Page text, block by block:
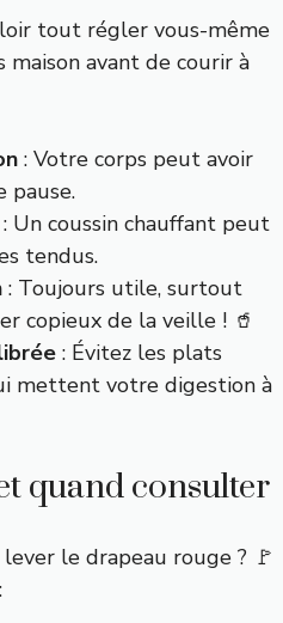
tout régler vous-même
avant de courir à
: Votre corps peut avoir
pause.
: Un coussin chauffant peut
tendus.
: Toujours utile, surtout
copieux de la veille ! 🥤
: Évitez les plats
mettent votre digestion à
quand consulter
le drapeau rouge ? 🚩